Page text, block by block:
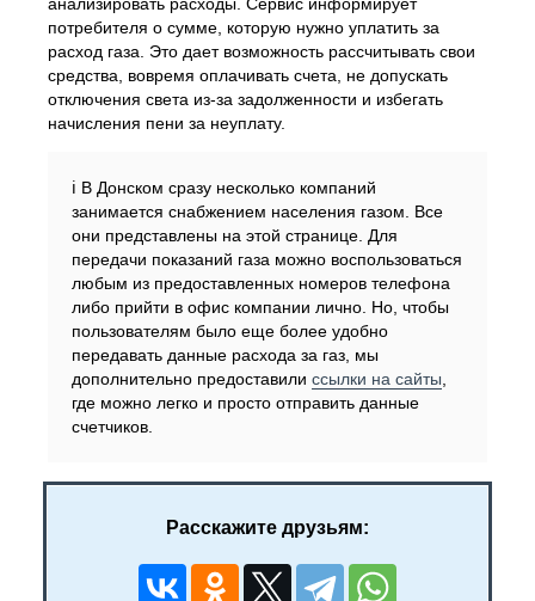
потребителя о сумме, которую нужно уплатить за
расход газа. Это дает возможность рассчитывать свои
средства, вовремя оплачивать счета, не допускать
отключения света из-за задолженности и избегать
начисления пени за неуплату.
ℹ️ В Донском сразу несколько компаний
занимается снабжением населения газом. Все
они представлены на этой странице. Для
передачи показаний газа можно воспользоваться
любым из предоставленных номеров телефона
либо прийти в офис компании лично. Но, чтобы
пользователям было еще более удобно
передавать данные расхода за газ, мы
дополнительно предоставили ссылки на сайты
где можно легко и просто отправить данные
счетчиков.
Расскажите друзьям: